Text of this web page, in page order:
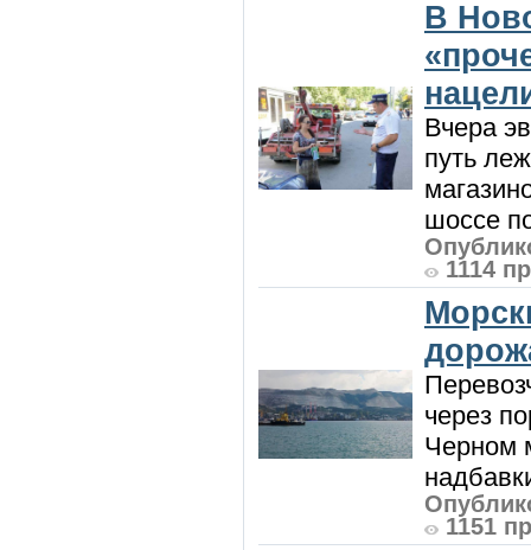
В
Вчера
путь
шоссе
1114
через
Черном
1151